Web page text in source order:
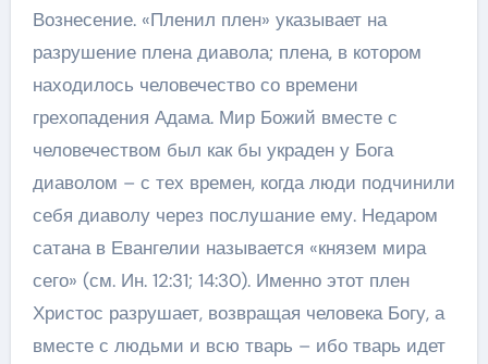
Вознесение. «Пленил плен» указывает на
разрушение плена диавола; плена, в котором
находилось человечество со времени
грехопадения Адама. Мир Божий вместе с
человечеством был как бы украден у Бога
диаволом – с тех времен, когда люди подчинили
себя диаволу через послушание ему. Недаром
сатана в Евангелии называется «князем мира
сего» (см. Ин. 12:31; 14:30). Именно этот плен
Христос разрушает, возвращая человека Богу, а
вместе с людьми и всю тварь – ибо тварь идет